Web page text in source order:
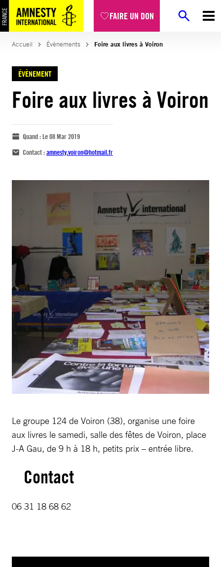
FAIRE UN DON
Accueil Évènements Foire aux livres à Voiron
ÉVÈNEMENT
Foire aux livres à Voiron
Quand :Le 08 Mar 2019
Contact :amnesty.voiron@hotmail.fr
Le groupe 124 de Voiron (38), organise une foire
aux livres le samedi, salle des fêtes de Voiron, place
J-A Gau, de 9 h à 18 h, petits prix – entrée libre.
Contact
06 31 18 68 62